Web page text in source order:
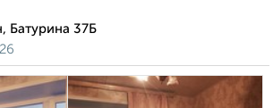
Батурина 37Б